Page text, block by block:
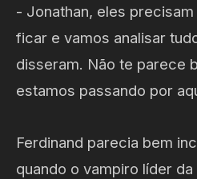
- Jonathan, eles
ficar e vamos analisar
disseram. Não te parece
estamos passando por
Ferdinand parecia bem
quando o vampiro líder